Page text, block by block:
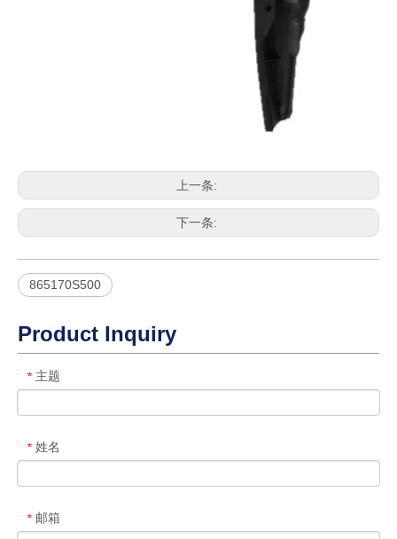
上一条:
下一条:
865170S500
Product Inquiry
* 主题
* 姓名
* 邮箱